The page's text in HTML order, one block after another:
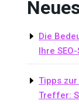
Die
Ihre
Tipps
Treffer: